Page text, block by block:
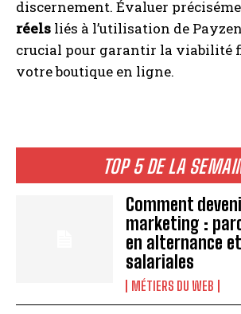
TOP 5 DE LA
Comment
marketing :
en alternance
salariales
MÉTIERS DU WEB
discernement. Évaluer
réels liés à l’utilisation de
crucial pour garantir la viabilité
votre boutique en ligne.